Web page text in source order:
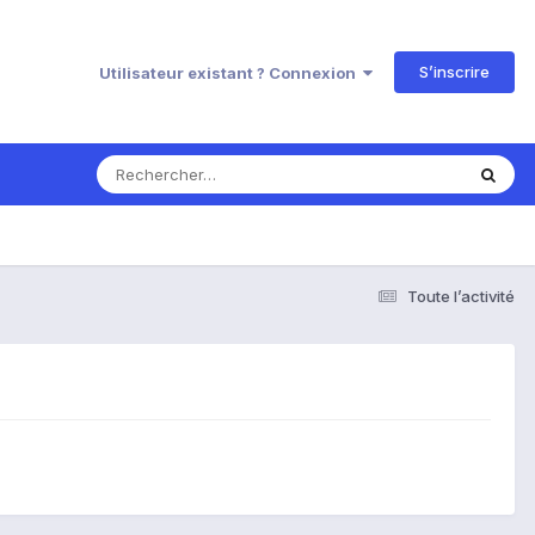
Utilisateur existant ? Connexion S’inscrire
Toute l’activité